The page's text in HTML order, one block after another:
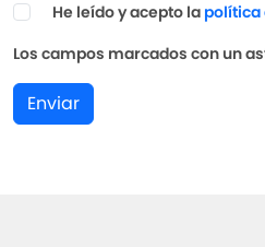
He leído y acepto la política
Los campos marcados con un
Enviar